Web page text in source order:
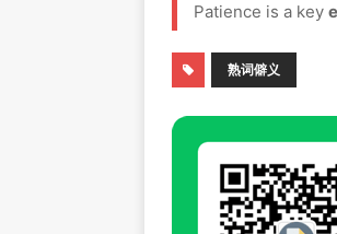
Patience is a key
熟词僻义